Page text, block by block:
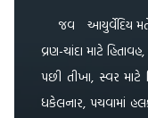
જવ આયુર્વેદિય મતે
વ્રણ-ચાંદા માટે
પછી તીખા, સ્વર
ધકેલનાર, પચવામાં